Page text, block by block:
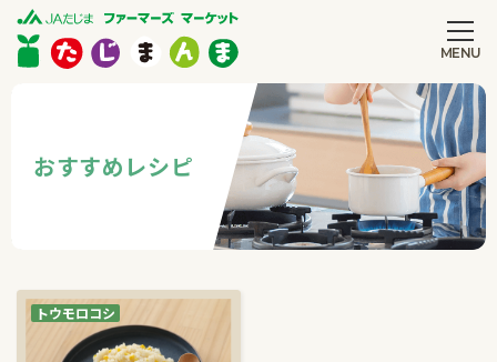
MENU
おすすめ レシピ
トウモロコシ